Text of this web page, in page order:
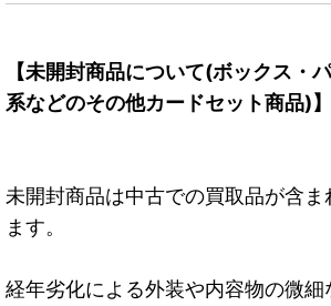
【未開封商品について(ボックス・
系などのその他カードセット商品)】
未開封商品は中古での買取品が含
ます。
経年劣化による外装や内容物の微